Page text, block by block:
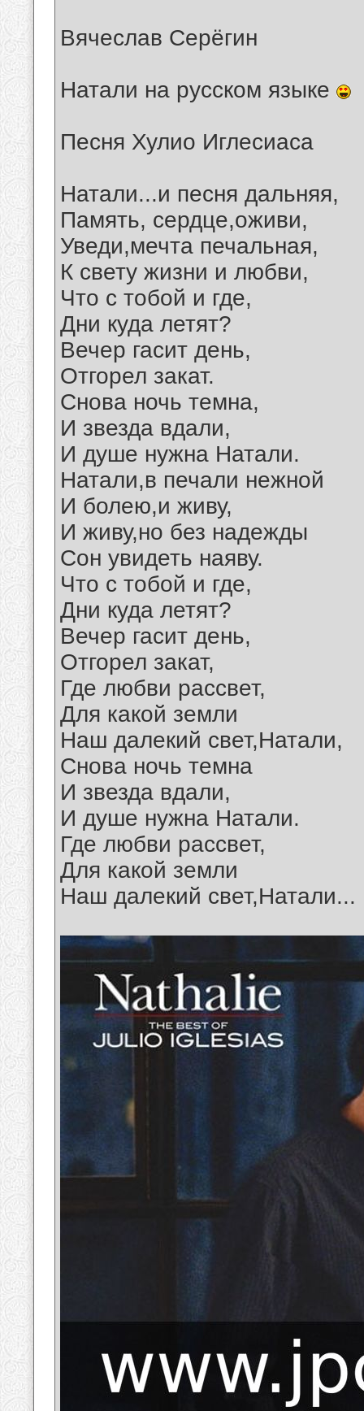
Вячеслав Серёгин
Натали на русском языке
Песня Хулио Иглесиаса
Натали...и песня дальняя,
Память, сердце,оживи,
Уведи,мечта печальная,
К свету жизни и любви,
Что с тобой и где,
Дни куда летят?
Вечер гасит день,
Отгорел закат.
Снова ночь темна,
И звезда вдали,
И душе нужна Натали.
Натали,в печали нежной
И болею,и живу,
И живу,но без надежды
Сон увидеть наяву.
Что с тобой и где,
Дни куда летят?
Вечер гасит день,
Отгорел закат,
Где любви рассвет,
Для какой земли
Наш далекий свет,Натали,
Снова ночь темна
И звезда вдали,
И душе нужна Натали.
Где любви рассвет,
Для какой земли
Наш далекий свет,Натали...